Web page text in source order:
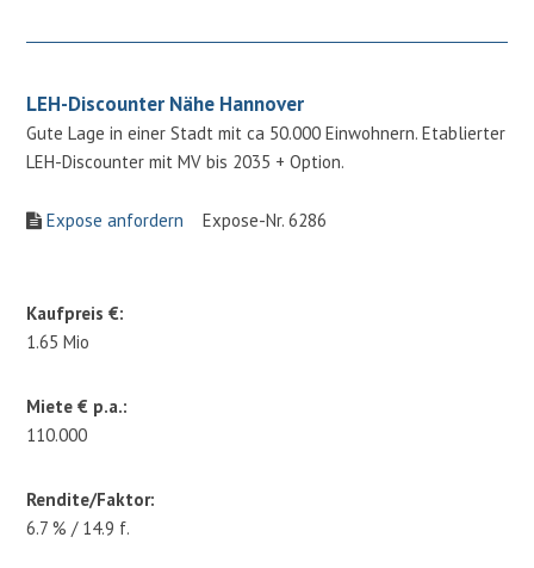
LEH-Discounter Nähe Hannover
Gute Lage in einer Stadt mit ca 50.000 Einwohnern. Etablierter
LEH-Discounter mit MV bis 2035 + Option.
Expose anfordern Expose-Nr. 6286
Kaufpreis €:
1.65 Mio
Miete € p.a.:
110.000
Rendite/Faktor:
6.7 % / 14.9 f.